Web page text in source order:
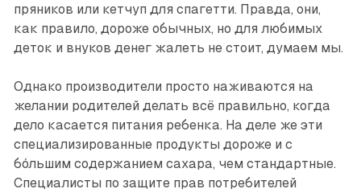
пряников или кетчуп для спагетти. Правда, они,
как правило, дороже обычных, но для любимых
деток и внуков денег жалеть не стоит, думаем мы.
Однако производители просто наживаются на
желании родителей делать всё правильно, когда
дело касается питания ребенка. На деле же эти
специализированные продукты дороже и с
бо́льшим содержанием сахара, чем стандартные.
Специалисты по защите прав потребителей